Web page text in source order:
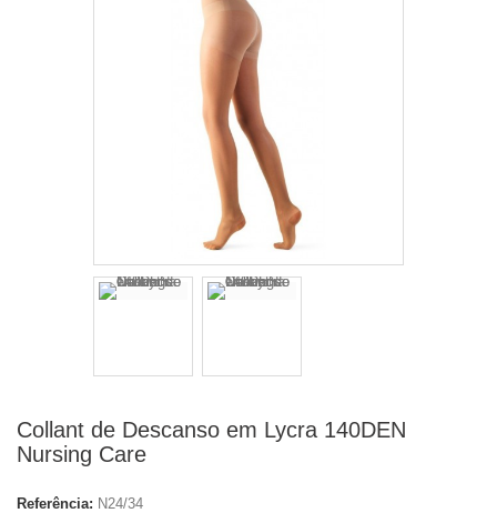
Collant de Descanso em Lycra 140DEN
Nursing Care
Referência: N24/34